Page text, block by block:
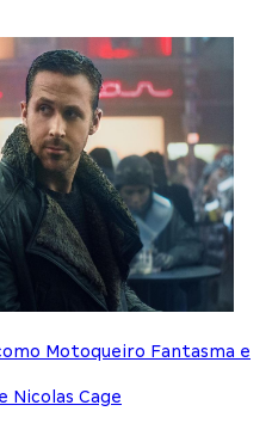
Motoqueiro Fantasma e
Nicolas Cage